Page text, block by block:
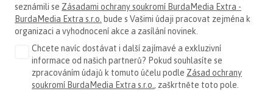
seznámili se Zásadami ochrany soukromí BurdaMedia Extra -
BurdaMedia Extra s.r.o. bude s Vašimi údaji pracovat zejména k
organizaci a vyhodnocení akce a zasílání novinek.
Chcete navíc dostávat i další zajímavé a exkluzivní
informace od našich partnerů? Pokud souhlasíte se
zpracováním údajů k tomuto účelu podle Zásad ochrany
soukromí BurdaMedia Extra s.r.o. , zaškrtněte toto pole.